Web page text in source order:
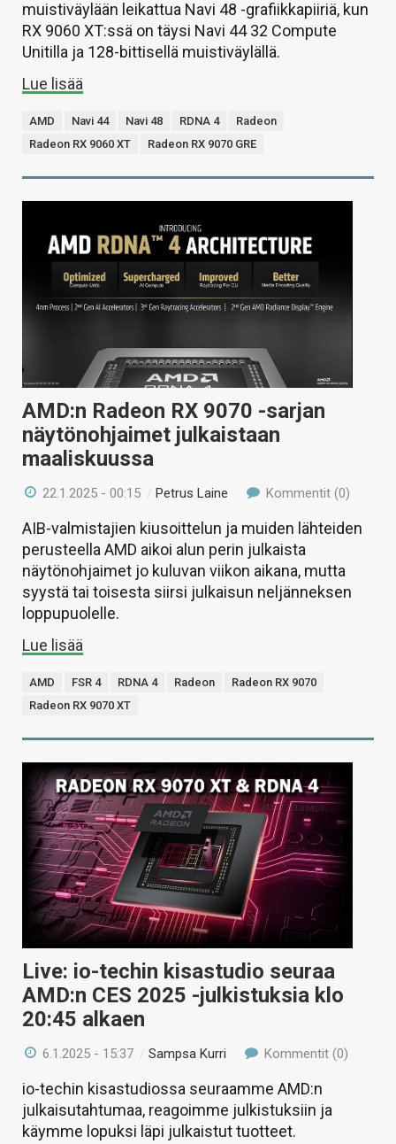
muistiväylään leikattua Navi 48 -grafiikkapiiriä, kun
RX 9060 XT:ssä on täysi Navi 44 32 Compute
Unitilla ja 128-bittisellä muistiväylällä.
Lue lisää
AMD Navi 44 Navi 48 RDNA 4
Radeon
Radeon RX 9060 XT
Radeon RX 9070 GRE
AMD:n Radeon RX 9070 -sarjan
näytönohjaimet julkaistaan
maaliskuussa
22.1.2025 - 00:15 /Petrus Laine Kommentit (0)
AIB-valmistajien kiusoittelun ja muiden lähteiden
perusteella AMD aikoi alun perin julkaista
näytönohjaimet jo kuluvan viikon aikana, mutta
syystä tai toisesta siirsi julkaisun neljänneksen
loppupuolelle.
Lue lisää
AMD FSR 4 RDNA 4 Radeon
Radeon RX 9070
Radeon RX 9070 XT
Live: io-techin kisastudio seuraa
AMD:n CES 2025 -julkistuksia klo
20:45 alkaen
6.1.2025 - 15:37 /Sampsa Kurri Kommentit (0)
io-techin kisastudiossa seuraamme AMD:n
julkaisutahtumaa, reagoimme julkistuksiin ja
käymme lopuksi läpi julkaistut tuotteet.